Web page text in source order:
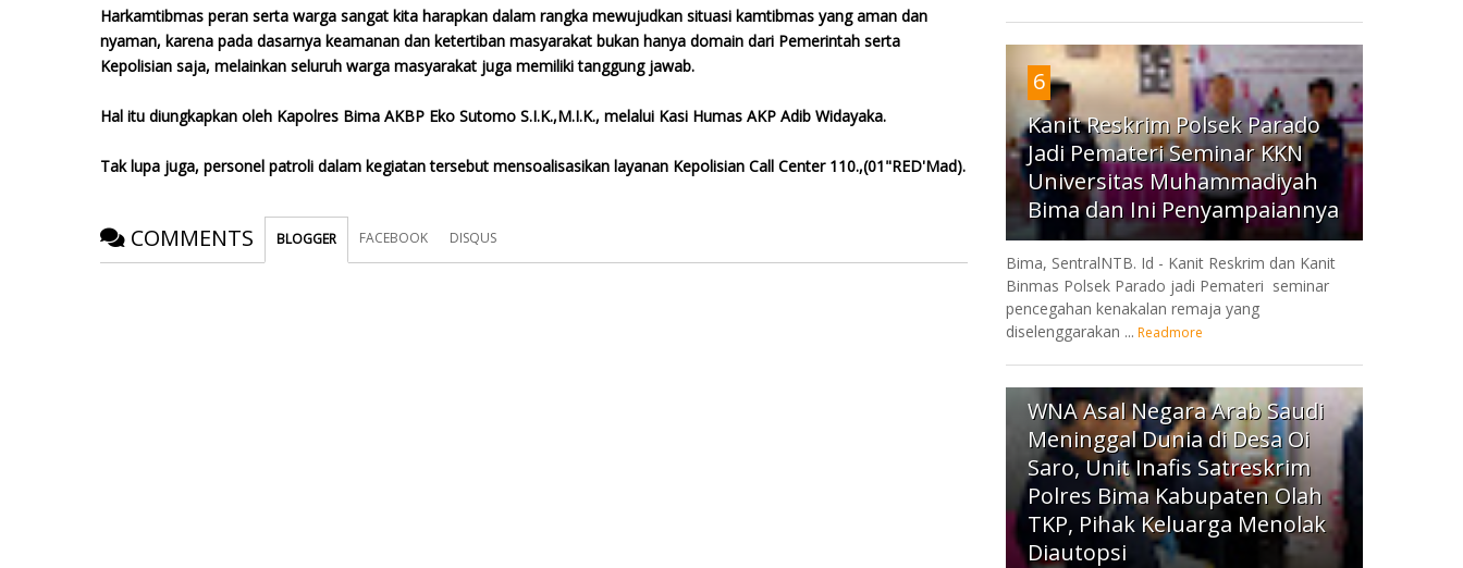
Harkamtibmas peran serta warga sangat kita harapkan dalam rangka mewujudkan situasi kamtibmas yang aman dan
nyaman, karena pada dasarnya keamanan dan ketertiban masyarakat bukan hanya domain dari Pemerintah serta
Kepolisian saja, melainkan seluruh warga masyarakat juga memiliki tanggung jawab.
Hal itu diungkapkan oleh Kapolres Bima AKBP Eko Sutomo S.I.K.,M.I.K., melalui Kasi Humas AKP Adib Widayaka.
Tak lupa juga, personel patroli dalam kegiatan tersebut mensoalisasikan layanan Kepolisian Call Center 110.,(01"RED'Mad).
COMMENTS BLOGGER FACEBOOK DISQUS
6
Kanit Reskrim Polsek Parado
Jadi Pemateri Seminar KKN
Universitas Muhammadiyah
Bima dan Ini Penyampaiannya
Bima, SentralNTB. Id - Kanit Reskrim dan Kanit
Binmas Polsek Parado jadi Pemateri seminar
pencegahan kenakalan remaja yang
diselenggarakan ... Readmore
7
WNA Asal Negara Arab Saudi
Meninggal Dunia di Desa Oi
Saro, Unit Inafis Satreskrim
Polres Bima Kabupaten Olah
TKP, Pihak Keluarga Menolak
Diautopsi